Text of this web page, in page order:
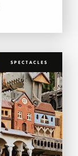
SPECTACLES